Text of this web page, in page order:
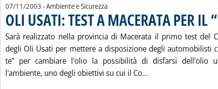
07/11/2003 - Ambiente e Sicurezza
OLI USATI: TEST A MACERATA PER IL
Sarà realizzato nella provincia di Macerata il primo test del
degli Oli Usati per mettere a disposizione degli automobilisti
te” per cambiare l'olio la possibilità di disfarsi dell'olio
l'ambiente, uno degli obiettivi su cui il Co...